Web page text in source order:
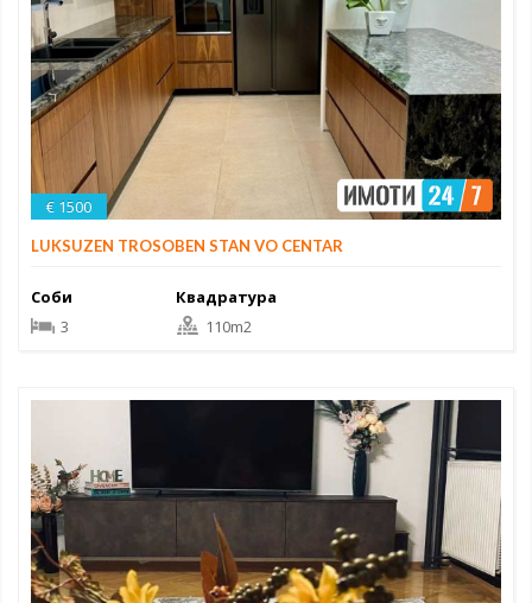
€ 1500
LUKSUZEN TROSOBEN STAN VO CENTAR
Соби
3
Квадратура
110m2